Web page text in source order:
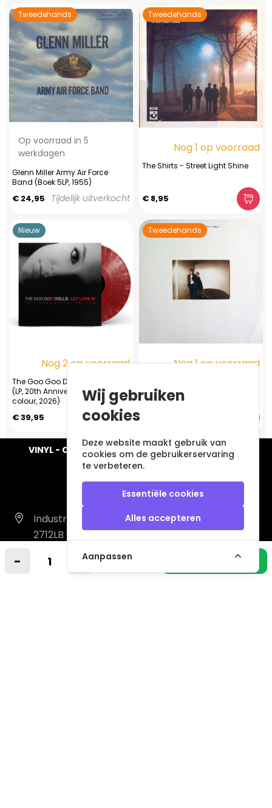
- + In winkelmandje
Tweedehands
Op voorraad in 5
werkdagen
Glenn Miller Army Air Force
Band (Boek 5LP, 1955)
€ 24,95 Tijdelijk uitverkocht
Tweedehands
Nog 1 op voorraad
The Shirts - Street Light Shine
€ 8,95
Nieuw
Nog 2 op voorraad
The Goo Goo Dolls – Let Love In
(LP, 20th Anniversary Edition,
colour, 2026)
€ 39,95
Tweedehands
Nog 1 op voorraad
VINYL - CD - AUDIO - FURNITURE - COLLECTABLES
Industrieweg 14 A
2712LB Zoetermeer
info@vintagemusicstore.nl
Wij gebruiken
cookies
Deze website maakt gebruik van
cookies om de gebruikerservaring
te verbeteren.
Essentiële cookies
Alles accepteren
Aanpassen